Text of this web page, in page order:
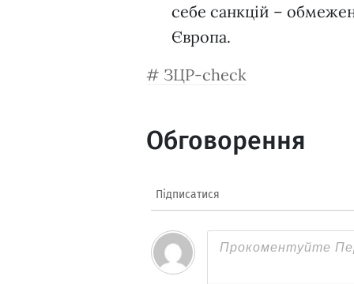
себе санкцій –
Європа.
ЗЦР-check
Обговорення
Підписатися